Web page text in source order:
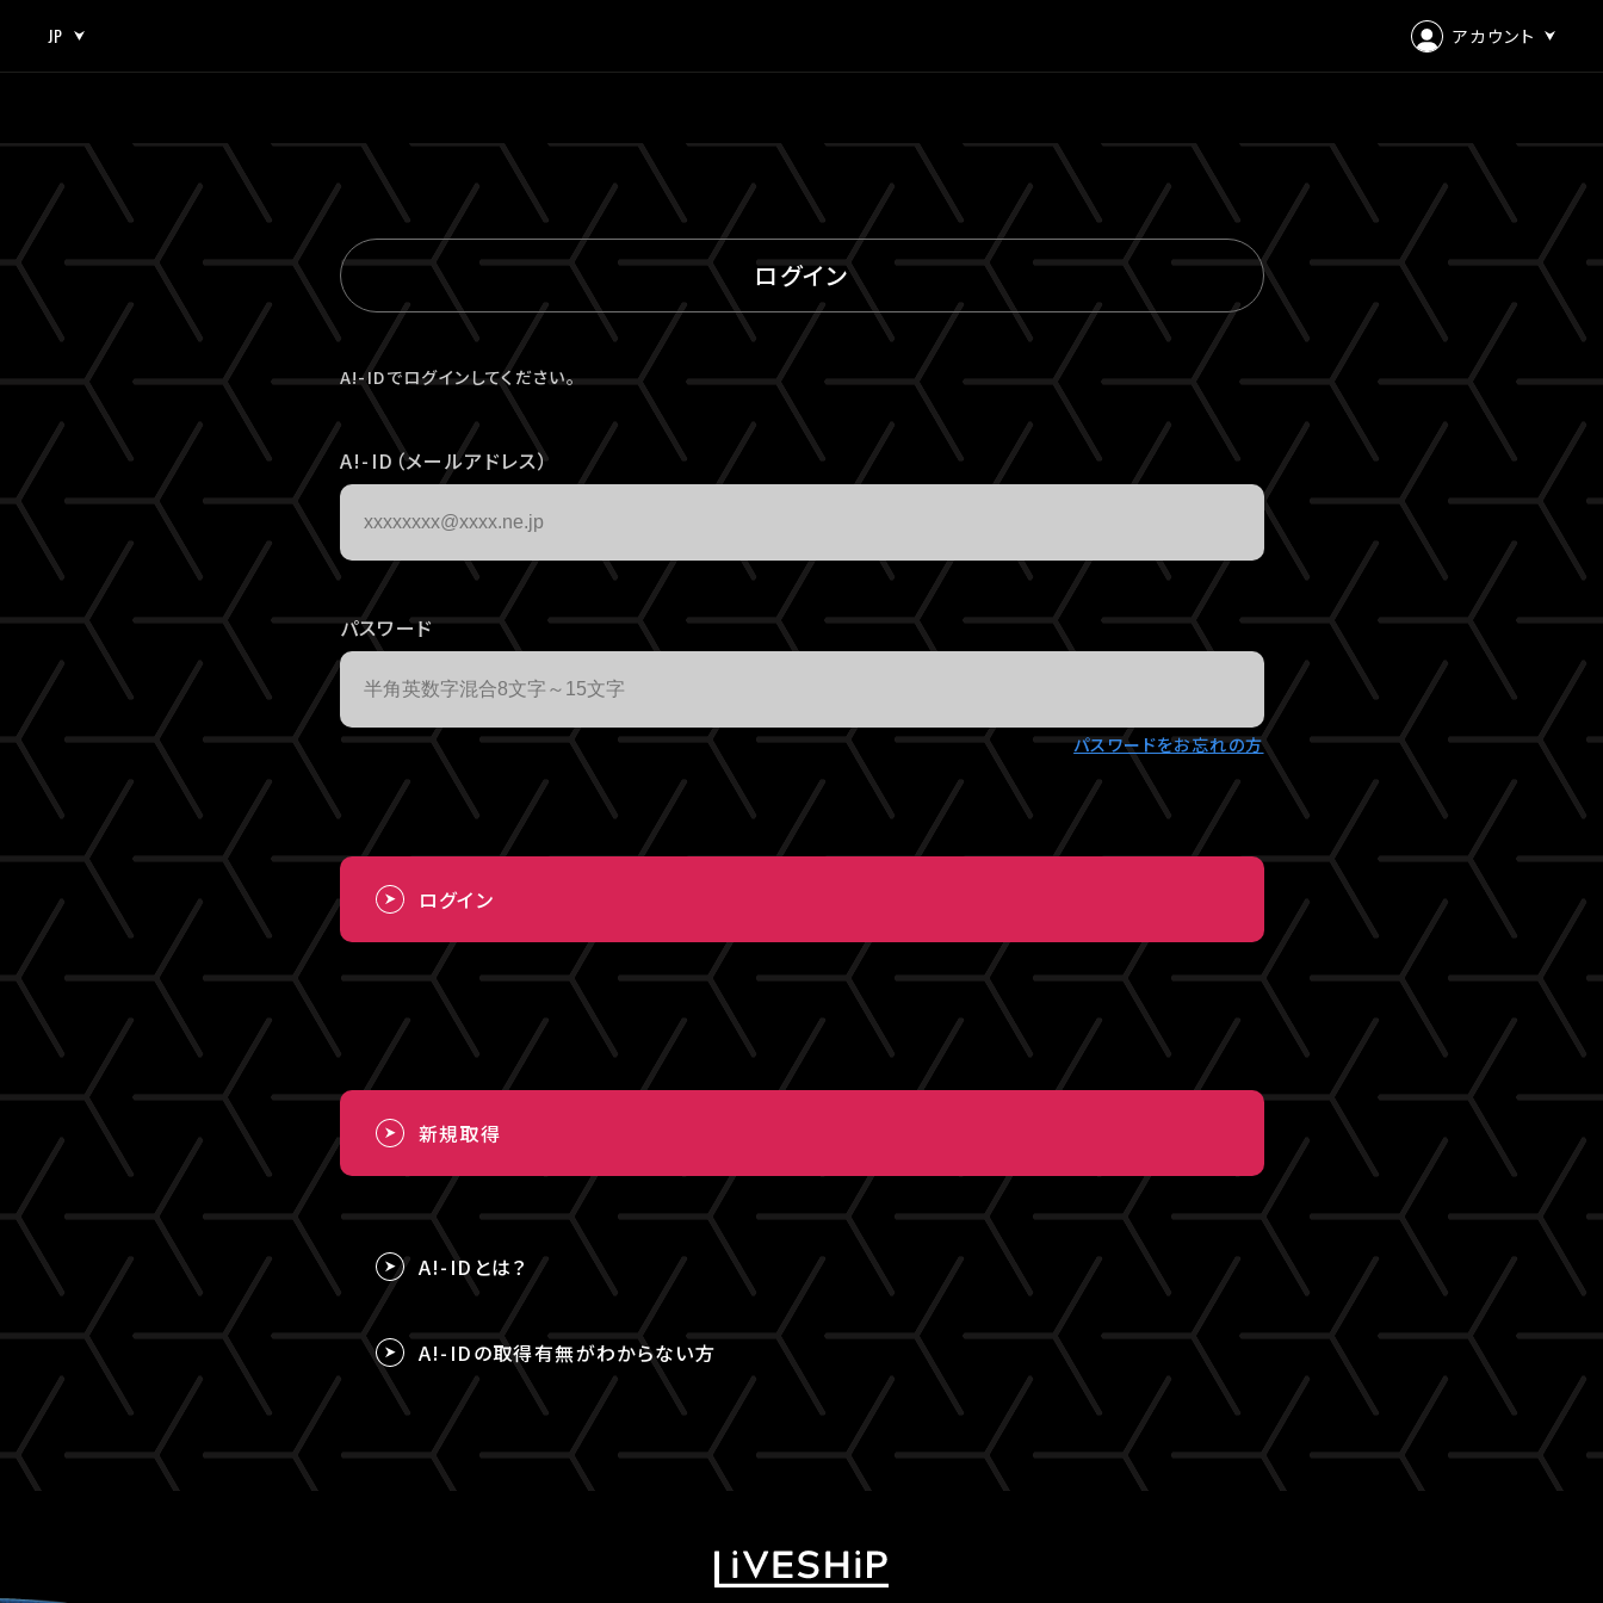
JP アカウント
EN
会員登録
ログイン
A!-IDでログインしてください。
A!-ID（メールアドレス）
パスワード
パスワードをお忘れの方
ログイン
新規取得
A!-IDとは？
A!-IDの取得有無がわからない方